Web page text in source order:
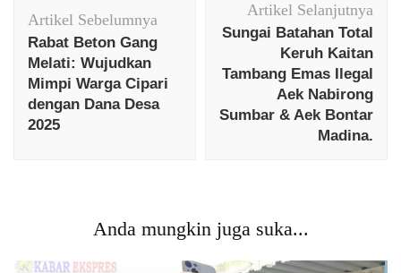
Artikel
Artikel Sebelumnya
Rabat Beton Gang
Melati: Wujudkan
Mimpi Warga Cipari
dengan Dana Desa
2025
Artikel Selanjutnya
Sungai Batahan Total
Keruh Kaitan
Tambang Emas Ilegal
Aek Nabirong
Sumbar & Aek Bontar
Madina.
Anda mungkin juga suka...